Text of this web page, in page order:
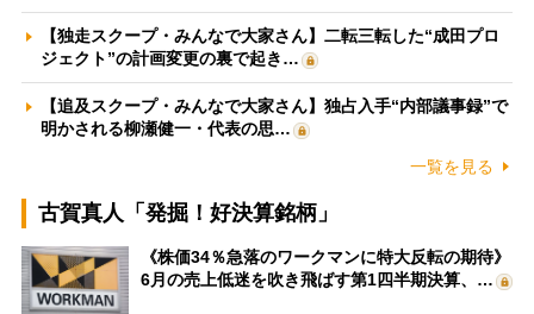
【独走スクープ・みんなで大家さん】二転三転した“成田プロ
ジェクト”の計画変更の裏で起き…
【追及スクープ・みんなで大家さん】独占入手“内部議事録”で
明かされる柳瀬健一・代表の思…
一覧を見る
古賀真人「発掘！好決算銘柄」
《株価34％急落のワークマンに特大反転の期待》
6月の売上低迷を吹き飛ばす第1四半期決算、…